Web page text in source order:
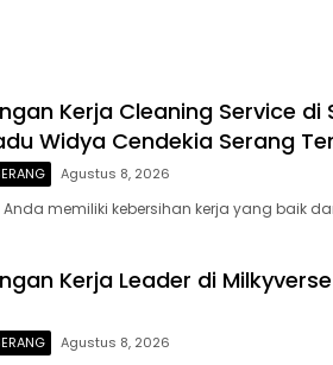
Kerja Cleaning Service di
Widya Cendekia Serang
Agustus 8, 2026
memiliki kebersihan kerja yang baik
Kerja Leader di
Agustus 8, 2026